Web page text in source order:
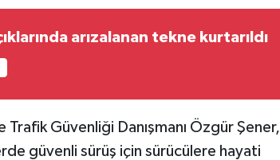
arızalanan tekne kurtarıldı
Güvenliği Danışmanı Özgür Şener,
güvenli sürüş için sürücülere hayati